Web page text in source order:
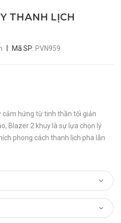
THANH LỊCH
Mã SP: PVN959
cảm hứng từ tinh thần tối giản
Blazer 2 khuy là sự lựa chọn lý
phong cách thanh lịch pha lẫn